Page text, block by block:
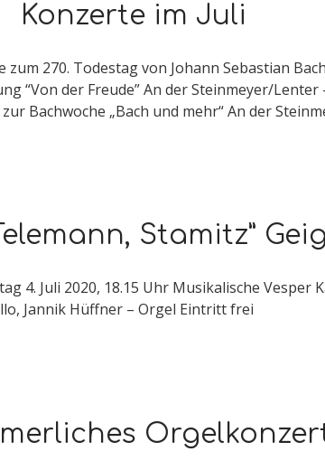
Konzerte im Juli
270. Todestag von Johann Sebastian
“Von der Freude” An der Steinmeyer/
Bachwoche „Bach und mehr“ An der
Stamitz”
4. Juli 2020, 18.15 Uhr Musikalische Vesper
Jannik Hüffner – Orgel Eintritt frei